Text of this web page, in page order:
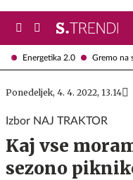
Energetika 2.0 Gremo na
Ponedeljek, 4. 4. 2022, 13.14
Izbor NAJ TRAKTOR
Kaj vse
sezono